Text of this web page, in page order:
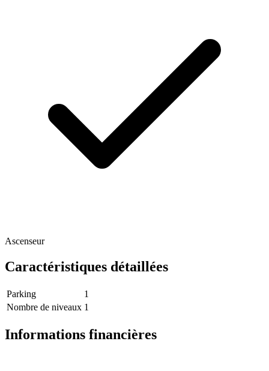
Ascenseur
Caractéristiques détaillées
Parking
1
Nombre de niveaux 1
Informations financières